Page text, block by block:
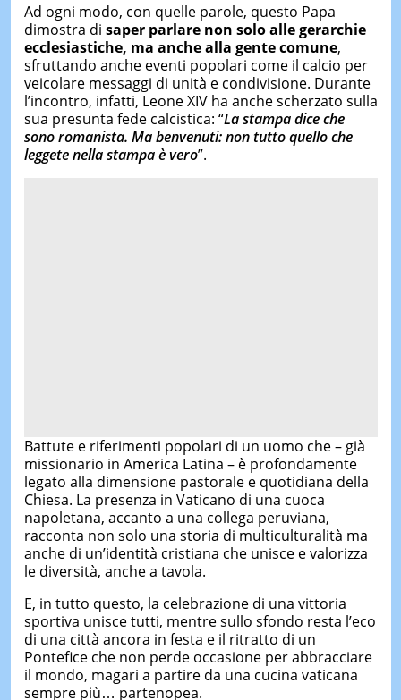
Ad ogni modo, con quelle parole, questo Papa
dimostra di saper parlare non solo alle gerarchie
ecclesiastiche, ma anche alla gente comune,
sfruttando anche eventi popolari come il calcio per
veicolare messaggi di unità e condivisione. Durante
l’incontro, infatti, Leone XIV ha anche scherzato sulla
sua presunta fede calcistica: “La stampa dice che
sono romanista. Ma benvenuti: non tutto quello che
leggete nella stampa è vero”.
Battute e riferimenti popolari di un uomo che – già
missionario in America Latina – è profondamente
legato alla dimensione pastorale e quotidiana della
Chiesa. La presenza in Vaticano di una cuoca
napoletana, accanto a una collega peruviana,
racconta non solo una storia di multiculturalità ma
anche di un’identità cristiana che unisce e valorizza
le diversità, anche a tavola.
E, in tutto questo, la celebrazione di una vittoria
sportiva unisce tutti, mentre sullo sfondo resta l’eco
di una città ancora in festa e il ritratto di un
Pontefice che non perde occasione per abbracciare
il mondo, magari a partire da una cucina vaticana
sempre più… partenopea.